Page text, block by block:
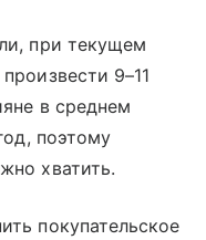
при текущем
9–11
в среднем
поэтому
хватить.
покупательское